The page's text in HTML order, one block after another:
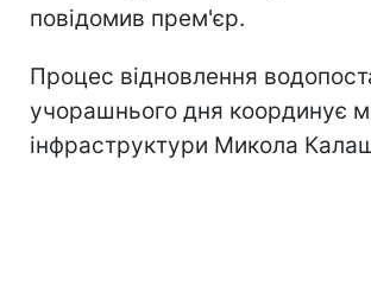
повідомив прем'єр.
Процес відновлення
учорашнього дня координує
інфраструктури Микола